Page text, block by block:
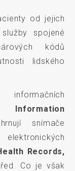
od jejich
spojené
kódů
lidského
snímače
Records,
Co je však